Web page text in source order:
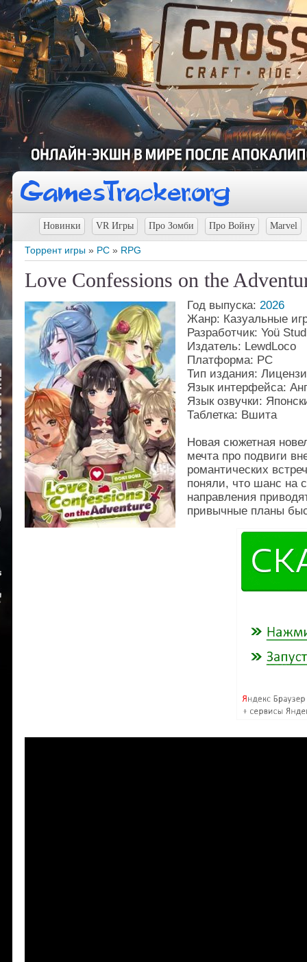
Новинки VR Игры Про Зомби Про Войну Marvel
Торрент игры » PC » RPG
Love Confessions on the
Год выпуска: 2026
Жанр: Казуальные
Разработчик: Yoü
Издатель: LewdLoco
Платформа: PC
Тип издания:
Язык интерфейса:
Язык озвучки:
Таблетка: Вшита
Новая сюжетная
мечта про подвиги
романтических
поняли, что шанс на
направления
привычные планы